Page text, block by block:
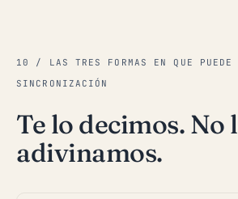
10 / LAS TRES FORMAS EN QUE PUEDE
SINCRONIZACIÓN
Te lo decimos. No
adivinamos.